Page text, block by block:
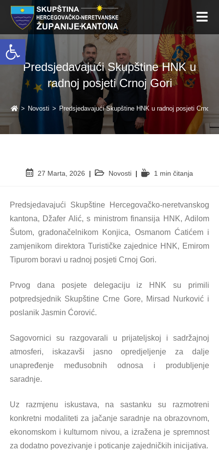
Open toolbar
Predsjedavajući Skupštine HNK u
radnoj posjeti Crnoj Gori
> Novosti > Predsjedavajući Skupštine HNK u radnoj posjeti Crnoj
27 Marta, 2026 Novosti 1 min čitanja
Predsjedavajući Skupštine Hercegovačko-neretvanskog
kantona, Džafer Alić, s ministrom finansija HNK, Adilom
Šutom, gradonačelnikom Konjica, Osmanom Ćatićem i
zamjenikom direktora Turističke zajednice HNK, Emirom
Tipurom boravi u radnoj posjeti Crnoj Gori.
Prvog dana posjete delegaciju iz HNK su primili
potpredsjednik Skupštine Crne Gore, Mirsad Nurković i
poslanik Jasmin Ćorović.
Sagovornici su razgovarali u prijateljskoj i sadržajnoj
atmosferi, iskazavši jasno opredjeljenje za dalje
unapređenje međusobnih odnosa i produbljenje
saradnje.
Uz razmjenu iskustava, na sastanku su razmotreni
konkretni modaliteti za jačanje saradnje na obrazovnom,
ekonomskom i kulturnom nivou, a izražena je spremnost
za dodatno povezivanje i poticanje zajedničkih inicijativa.